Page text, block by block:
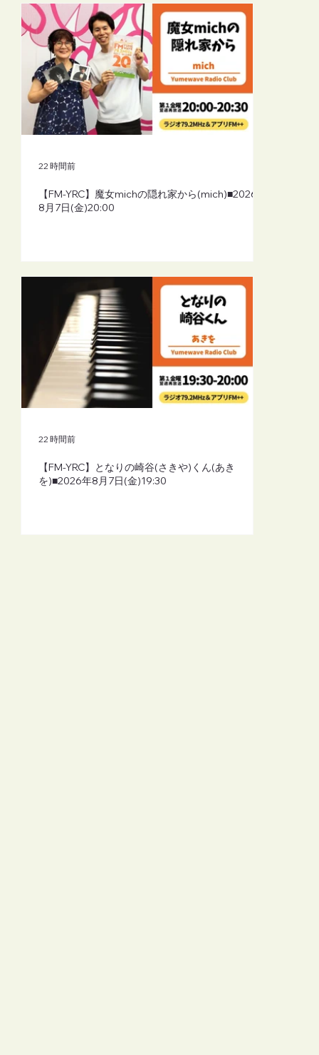
【FM-YRC】魔女michの隠れ家から(mich)■2026年
8月7日(金)20:00
22 時間前
【FM-YRC】となりの崎谷(さきや)くん(あき
を)■2026年8月7日(金)19:30
22 時間前